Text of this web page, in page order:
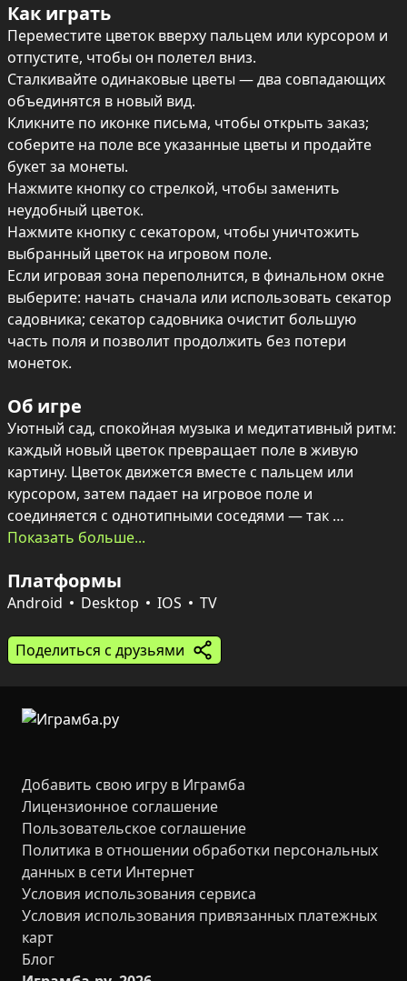
Как играть
Переместите цветок вверху пальцем или курсором и
отпустите, чтобы он полетел вниз.
Сталкивайте одинаковые цветы — два совпадающих
объединятся в новый вид.
Кликните по иконке письма, чтобы открыть заказ;
соберите на поле все указанные цветы и продайте
букет за монеты.
Нажмите кнопку со стрелкой, чтобы заменить
неудобный цветок.
Нажмите кнопку с секатором, чтобы уничтожить
выбранный цветок на игровом поле.
Если игровая зона переполнится, в финальном окне
выберите: начать сначала или использовать секатор
садовника; секатор садовника очистит большую
часть поля и позволит продолжить без потери
монеток.
Об игре
Уютный сад, спокойная музыка и медитативный ритм:
каждый новый цветок превращает поле в живую
картину. Цветок движется вместе с пальцем или
курсором, затем падает на игровое поле и
соединяется с однотипными соседями — так
появляются всё более редкие и яркие растения.
Периодически приходят заказы на букеты: клик по
иконке письма показывает требуемые цветы и их
продаётся за монеты и очистит пространство на
поле. В распоряжении есть кнопка замены цветка и
случае переполнения можно применить секатор
садовника, чтобы расчистить большую часть поля и
Показать больше...
Платформы
Android Desktop IOS TV
Поделиться с друзьями
Добавить свою игру в Играмба
Лицензионное соглашение
Пользовательское соглашение
Политика в отношении обработки персональных
данных в сети Интернет
Условия использования сервиса
Условия использования привязанных платежных
карт
Блог